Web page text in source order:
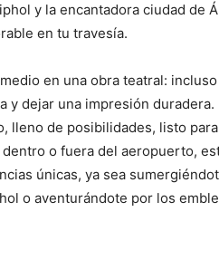
y la encantadora ciudad de
en tu travesía.
en una obra teatral:
y dejar una impresión duradera.
lleno de posibilidades, listo
o fuera del aeropuerto,
únicas, ya sea
o aventurándote por los